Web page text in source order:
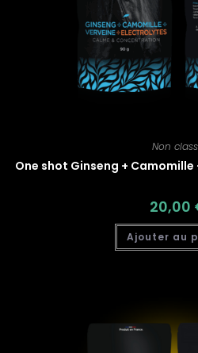
Non
One shot Ginseng +
20,00
Ajouter au